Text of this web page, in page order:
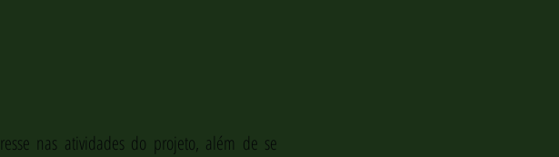
nas atividades do projeto, além de se